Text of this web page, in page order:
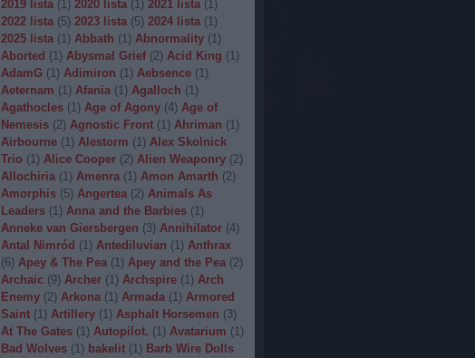
2019 lista (1) 2020 lista (1) 2021 lista (1)
2022 lista (5) 2023 lista (5) 2024 lista (1)
2025 lista (1) Abbath (1) Abnormality (1)
Aborted (1) Abysmal Grief (2) Acid King (1)
AdamG (1) Adimiron (1) Aebsence (1)
Aeternam (1) Afania (1) Agalloch (1)
Agathocles (1) Age of Agony (4) Age of
Nemesis (2) Agnostic Front (1) Ahriman (1)
Airbourne (1) Alestorm (1) Alex Skolnick
Trio (1) Alice Cooper (2) Alien Weaponry (2)
Allochiria (1) Amenra (1) Amon Amarth (2)
Amorphis (5) Angertea (2) Animals As
Leaders (1) Anna and the Barbies (1)
Anneke van Giersbergen (3) Annihilator (4)
Antal Nimród (1) Antediluvian (1) Anthrax
(6) Apey & The Pea (1) Apey and the Pea (2)
Archaic (9) Archer (1) Archspire (1) Arch
Enemy (2) Arkona (1) Armada (1) Armored
Saint (1) Artillery (1) Asphalt Horsemen (3)
At The Gates (1) Autopilot. (1) Avatarium (1)
Bad Wolves (1) bakelit (1) Barb Wire Dolls